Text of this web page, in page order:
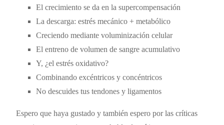
El crecimiento se da en la supercompensación
La descarga: estrés mecánico + metabólico
Creciendo mediante voluminización celular
El entreno de volumen de sangre acumulativo
Y, ¿el estrés oxidativo?
Combinando excéntricos y concéntricos
No descuides tus tendones y ligamentos
Espero que haya gustado y también espero por las críticas